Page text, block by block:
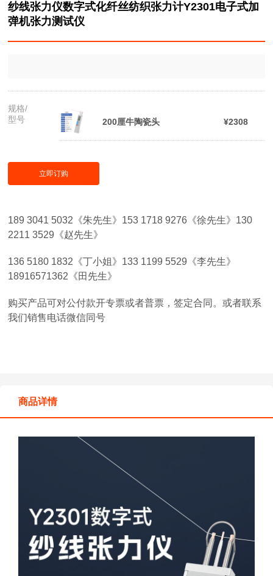
纱线张力仪数字式化纤丝纺织张力计Y2301电子式加
弹机张力测试仪
规格/
型号
200厘牛陶瓷头 ¥2308
立即订购
189 3041 5032《朱先生》153 1718 9276《徐先生》130
2211 3529《赵先生》
136 5180 1832《丁小姐》133 1199 5529《李先生》
18916571362《田先生》
购买产品可对公付款开专票或者普票，签定合同。或者联系
我们销售电话微信同号
商品详情